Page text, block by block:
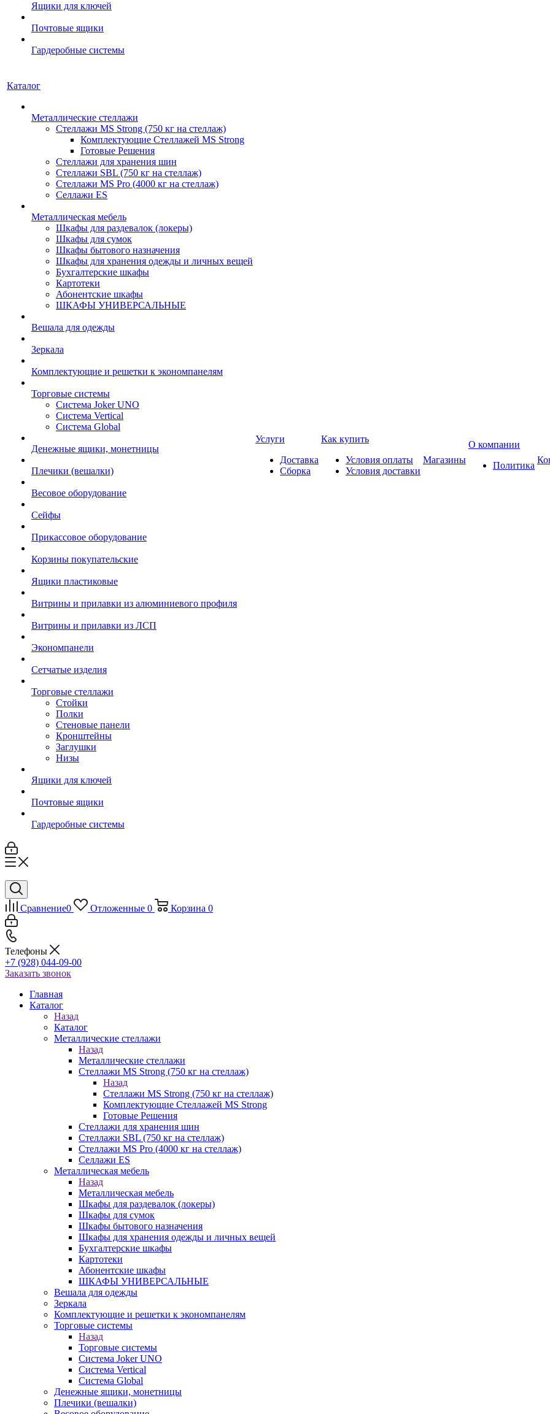
Ящики для ключей
Почтовые ящики
Гардеробные системы
Каталог
Металлические стеллажи
Стеллажи MS Strong (750 кг на стеллаж)
Комплектующие Стеллажей MS Strong
Готовые Решения
Стеллажи для хранения шин
Стеллажи SBL (750 кг на стеллаж)
Стеллажи MS Pro (4000 кг на стеллаж)
Селлажи ES
Металлическая мебель
Шкафы для раздевалок (локеры)
Шкафы для сумок
Шкафы бытового назначения
Шкафы для хранения одежды и личных вещей
Бухгалтерские шкафы
Картотеки
Абонентские шкафы
ШКАФЫ УНИВЕРСАЛЬНЫЕ
Вешала для одежды
Зеркала
Комплектующие и решетки к экономпанелям
Торговые системы
Система Joker UNO
Система Vertical
Система Global
Денежные ящики, монетницы
Плечики (вешалки)
Весовое оборудование
Сейфы
Прикассовое оборудование
Корзины покупательские
Ящики пластиковые
Витрины и прилавки из алюминиевого профиля
Витрины и прилавки из ЛСП
Экономпанели
Сетчатые изделия
Торговые стеллажи
Стойки
Полки
Стеновые панели
Кронштейны
Заглушки
Низы
Ящики для ключей
Почтовые ящики
Гардеробные системы
Услуги
Доставка
Сборка
Как купить
Условия оплаты
Условия доставки
Магазины
О компании
Политика
Сравнение0 Отложенные 0 Корзина 0
Телефоны
+7 (928) 044-09-00
Заказать звонок
Главная
Каталог
Назад
Каталог
Металлические стеллажи
Назад
Металлические стеллажи
Стеллажи MS Strong (750 кг на стеллаж)
Назад
Стеллажи MS Strong (750 кг на стеллаж)
Комплектующие Стеллажей MS Strong
Готовые Решения
Стеллажи для хранения шин
Стеллажи SBL (750 кг на стеллаж)
Стеллажи MS Pro (4000 кг на стеллаж)
Селлажи ES
Металлическая мебель
Назад
Металлическая мебель
Шкафы для раздевалок (локеры)
Шкафы для сумок
Шкафы бытового назначения
Шкафы для хранения одежды и личных вещей
Бухгалтерские шкафы
Картотеки
Абонентские шкафы
ШКАФЫ УНИВЕРСАЛЬНЫЕ
Вешала для одежды
Зеркала
Комплектующие и решетки к экономпанелям
Торговые системы
Назад
Торговые системы
Система Joker UNO
Система Vertical
Система Global
Денежные ящики, монетницы
Плечики (вешалки)